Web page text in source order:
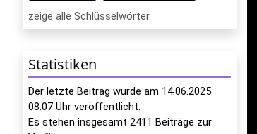
zeige alle Schlüsselwörter
Statistiken
Der letzte Beitrag wurde am 14.06.2025
08:07Uhr veröffentlicht.
Es stehen insgesamt 2411 Beiträge zur